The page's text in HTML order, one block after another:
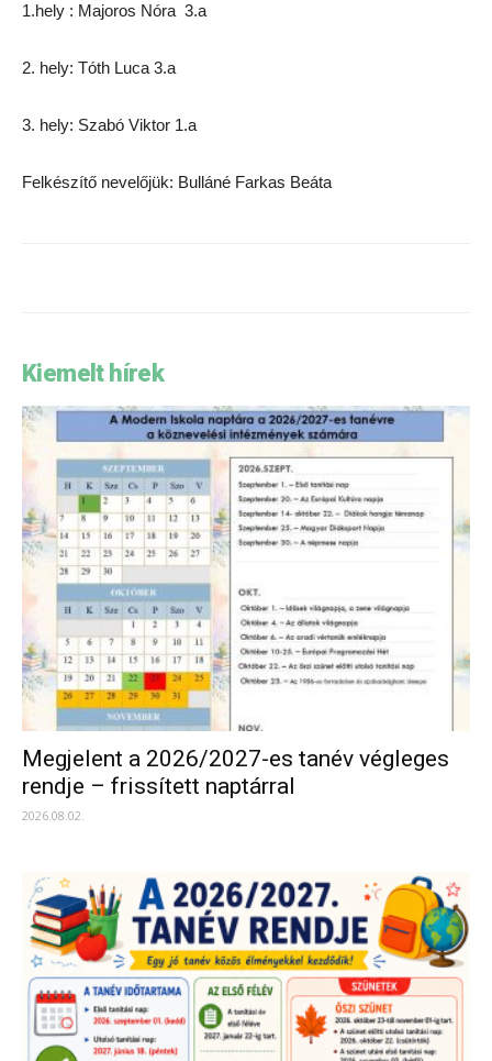
1.hely : Majoros Nóra 3.a
2. hely: Tóth Luca 3.a
3. hely: Szabó Viktor 1.a
Felkészítő nevelőjük: Bulláné Farkas Beáta
Kiemelt hírek
Megjelent a 2026/2027-es tanév végleges
rendje – frissített naptárral
2026.08.02.